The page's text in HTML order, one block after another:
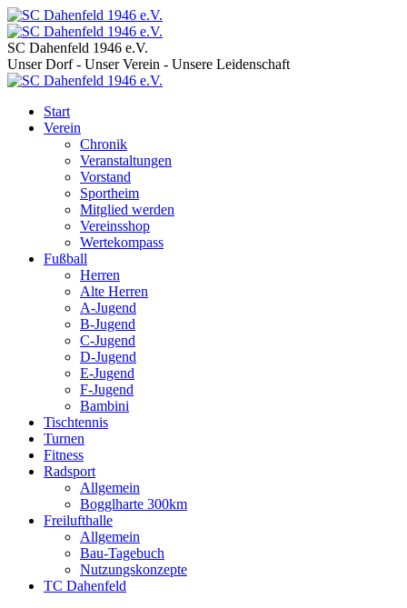
SC Dahenfeld 1946 e.V.
Unser Dorf - Unser Verein - Unsere Leidenschaft
Start
Verein
Chronik
Veranstaltungen
Vorstand
Sportheim
Mitglied werden
Vereinsshop
Wertekompass
Fußball
Herren
Alte Herren
A-Jugend
B-Jugend
C-Jugend
D-Jugend
E-Jugend
F-Jugend
Bambini
Tischtennis
Turnen
Fitness
Radsport
Allgemein
Bogglharte 300km
Freilufthalle
Allgemein
Bau-Tagebuch
Nutzungskonzepte
TC Dahenfeld